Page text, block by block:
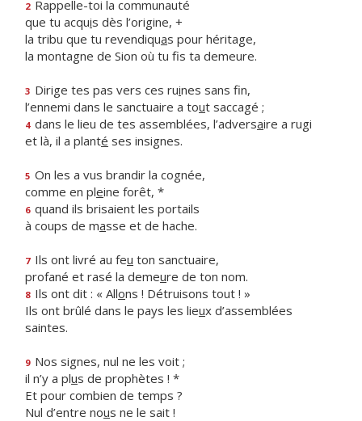
2 Rappelle-toi la communauté
que tu acquis dès l’origine, +
la tribu que tu revendiquas pour héritage,
la montagne de Sion où tu fs ta demeure.
3 Dirige tes pas vers ces ruines sans fin,
l’ennemi dans le sanctuaire a tout saccagé ;
4 dans le lieu de tes assemblées, l’adversaire a rugi
et là, il a planté ses insignes.
5 On les a vus brandir la cognée,
comme en pleine forêt, *
6 quand ils brisaient les portails
à coups de masse et de hache.
7 Ils ont livré au feu ton sanctuaire,
profané et rasé la demeure de ton nom.
8 Ils ont dit : « Allons ! Détruisons tout ! »
Ils ont brûlé dans le pays les lieux d’assemblées
saintes.
9 Nos signes, nul ne les voit ;
il n’y a plus de prophètes ! *
Et pour combien de temps ?
Nul d’entre nous ne le sait !